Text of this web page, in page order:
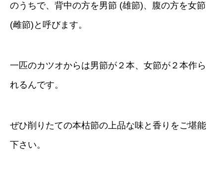
のうちで、背中の方を男節 (雄節)、腹の方を女節
(雌節)と呼びます。
一匹のカツオからは男節が２本、女節が２本作ら
れるんです。
ぜひ削りたての本枯節の上品な味と香りをご堪能
下さい。